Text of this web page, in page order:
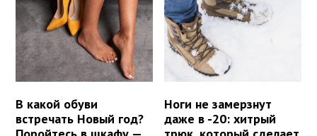
В какой обуви
встречать Новый год?
Ноги не замерзнут
даже в -20: хитрый